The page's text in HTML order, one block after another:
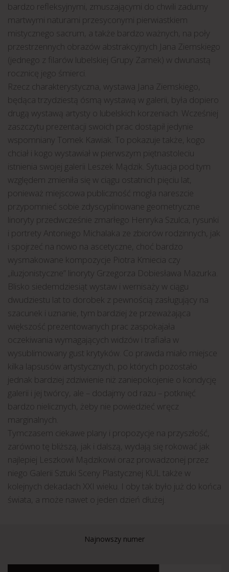
bardzo refleksyjnymi, zmuszającymi do chwili zadumy
martwymi naturami przesyconymi pierwiastkiem
mistycznego sacrum, a także bardzo ważnych, na poły
przestrzennych obrazów abstrakcyjnych Jana Ziemskiego
(jednego z filarów lubelskiej Grupy Zamek) w dwunastą
rocznicę jego śmierci.
Rzecz charakterystyczna, wystawa Jana Ziemskiego,
będąca trzydziestą ósmą wystawą w galerii, była dopiero
drugą wystawą artysty o lubelskich korzeniach. Wcześniej
zaszczytu prezentacji swoich prac dostąpił jedynie
wspomniany Tomek Kawiak. To pokazuje także, kogo
chciał i kogo wystawiał w pierwszym piętnastoleciu
istnienia swojej galerii Leszek Mądzik. Sytuacja pod tym
względem zmieniła się w ciągu ostatnich pięciu lat,
ponieważ miejscowa publiczność mogła nareszcie
przypomnieć sobie zdyscyplinowane geometryczne
linoryty przedwcześnie zmarłego Henryka Szulca, rysunki
i portrety Antoniego Michalaka ze zbiorów rodzinnych, jak
i spojrzeć na nowo na ascetyczne, choć bardzo
wysmakowane kompozycje Piotra Kmiecia czy
„iluzjonistyczne” linoryty Grzegorza Dobiesława Mazurka.
Blisko siedemdziesiąt wystaw i wernisaży w ciągu
dwudziestu lat to dorobek z pewnością zasługujący na
szacunek i uznanie, tym bardziej że przeważająca
większość prezentowanych prac zaspokajała
oczekiwania wymagających widzów i trafiała w
wysublimowany gust krytyków. Co prawda miało miejsce
kilka lapsusów artystycznych, po których pozostało
jednak bardziej zdziwienie niż zaniepokojenie o kondycję
galerii i jej twórcy, ale – dodajmy od razu – potknięć
bardzo nielicznych, żeby nie powiedzieć wręcz
marginalnych.
Tymczasem ciekawe plany i propozycje na przyszłość,
zarówno tę bliższą, jak i dalszą, wydają się rokować jak
najlepiej Leszkowi Mądzikowi oraz prowadzonej przez
niego Galerii Sztuki Sceny Plastycznej KUL także w
kolejnych dekadach XXI wieku. I oby tak było już do końca
świata, a może nawet o jeden dzień dłużej.
Najnowszy numer